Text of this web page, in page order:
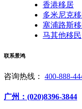
香港移居
多米尼克
塞浦路斯
马其他移民
联系景鸿
咨询热线： 400-888-
广州：(020)8396-3844